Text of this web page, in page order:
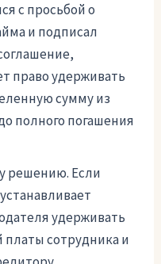
с просьбой о
и подписал
право удерживать
сумму из
полного погашения
решению. Если
удерживать
платы сотрудника и